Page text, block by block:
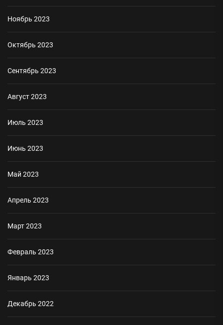
Ноябрь 2023
Октябрь 2023
Сентябрь 2023
Август 2023
Июль 2023
Июнь 2023
Май 2023
Апрель 2023
Март 2023
Февраль 2023
Январь 2023
Декабрь 2022